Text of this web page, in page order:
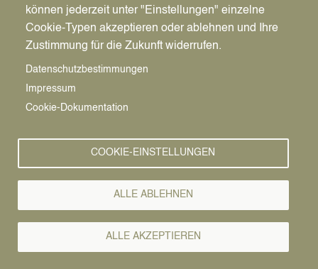
Pfadnavigation
Wirtschaft | Bauen | Umwelt Wirtschaftsförderung News
Wirtschafts-
News
können jederzeit unter "Einstellungen" einzelne
Cookie-Typen akzeptieren oder ablehnen und Ihre
Zustimmung für die Zukunft widerrufen.
Datenschutzbestimmungen
Impressum
Cookie-Dokumentation
COOKIE-EINSTELLUNGEN
ALLE ABLEHNEN
ALLE AKZEPTIEREN